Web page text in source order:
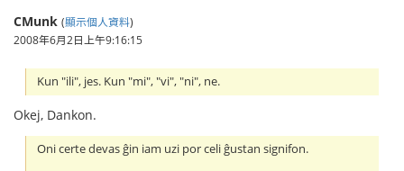
CMunk (顯示個人資料)
2008年6月2日上午9:16:15
Kun "ili", jes. Kun "mi", "vi", "ni", ne.
Okej, Dankon.
Oni certe devas ĝin iam uzi por celi ĝustan signifon.